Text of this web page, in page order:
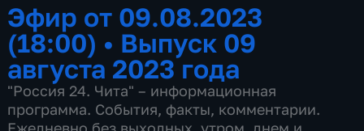
Эфир от 09.08.2023
(18:00) • Выпуск 09
августа 2023 года
"Россия 24. Чита" – информационная
программа. События, факты, комментарии.